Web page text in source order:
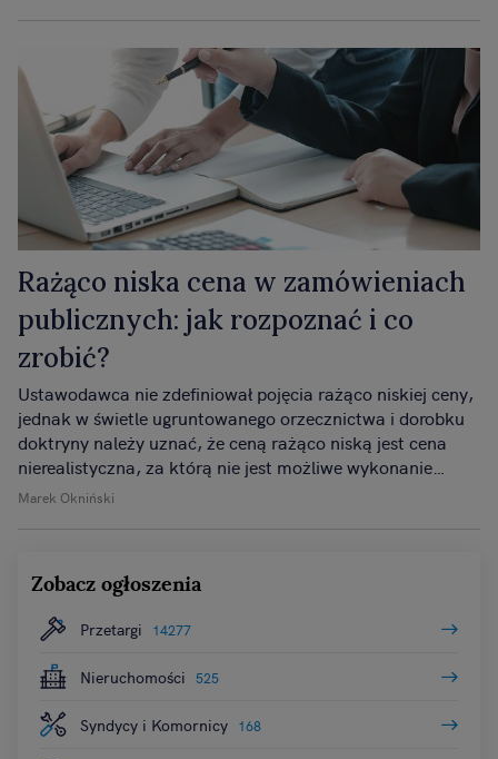
Rażąco niska cena w zamówieniach
publicznych: jak rozpoznać i co
zrobić?
Marek Okniński
Ustawodawca nie zdefiniował pojęcia rażąco niskiej ceny,
jednak w świetle ugruntowanego orzecznictwa i dorobku
doktryny należy uznać, że ceną rażąco niską jest cena
nierealistyczna, za którą nie jest możliwe wykonanie
zamówienia w należyty sposób i która wskazuje na
Zobacz ogłoszenia
Przetargi 14277
Nieruchomości 525
Syndycy i Komornicy 168